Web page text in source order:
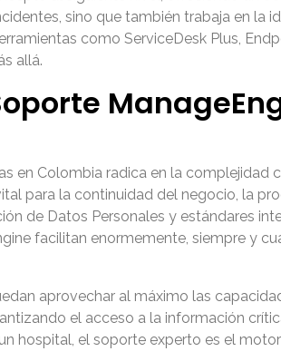
sino que también trabaja en la
como ServiceDesk Plus,
allá.
en Colombia radica en la
para la continuidad del negocio, la
de Datos Personales y estándares
facilitan enormemente, siempre y
aprovechar al máximo las
el acceso a la información
hospital, el soporte experto es el